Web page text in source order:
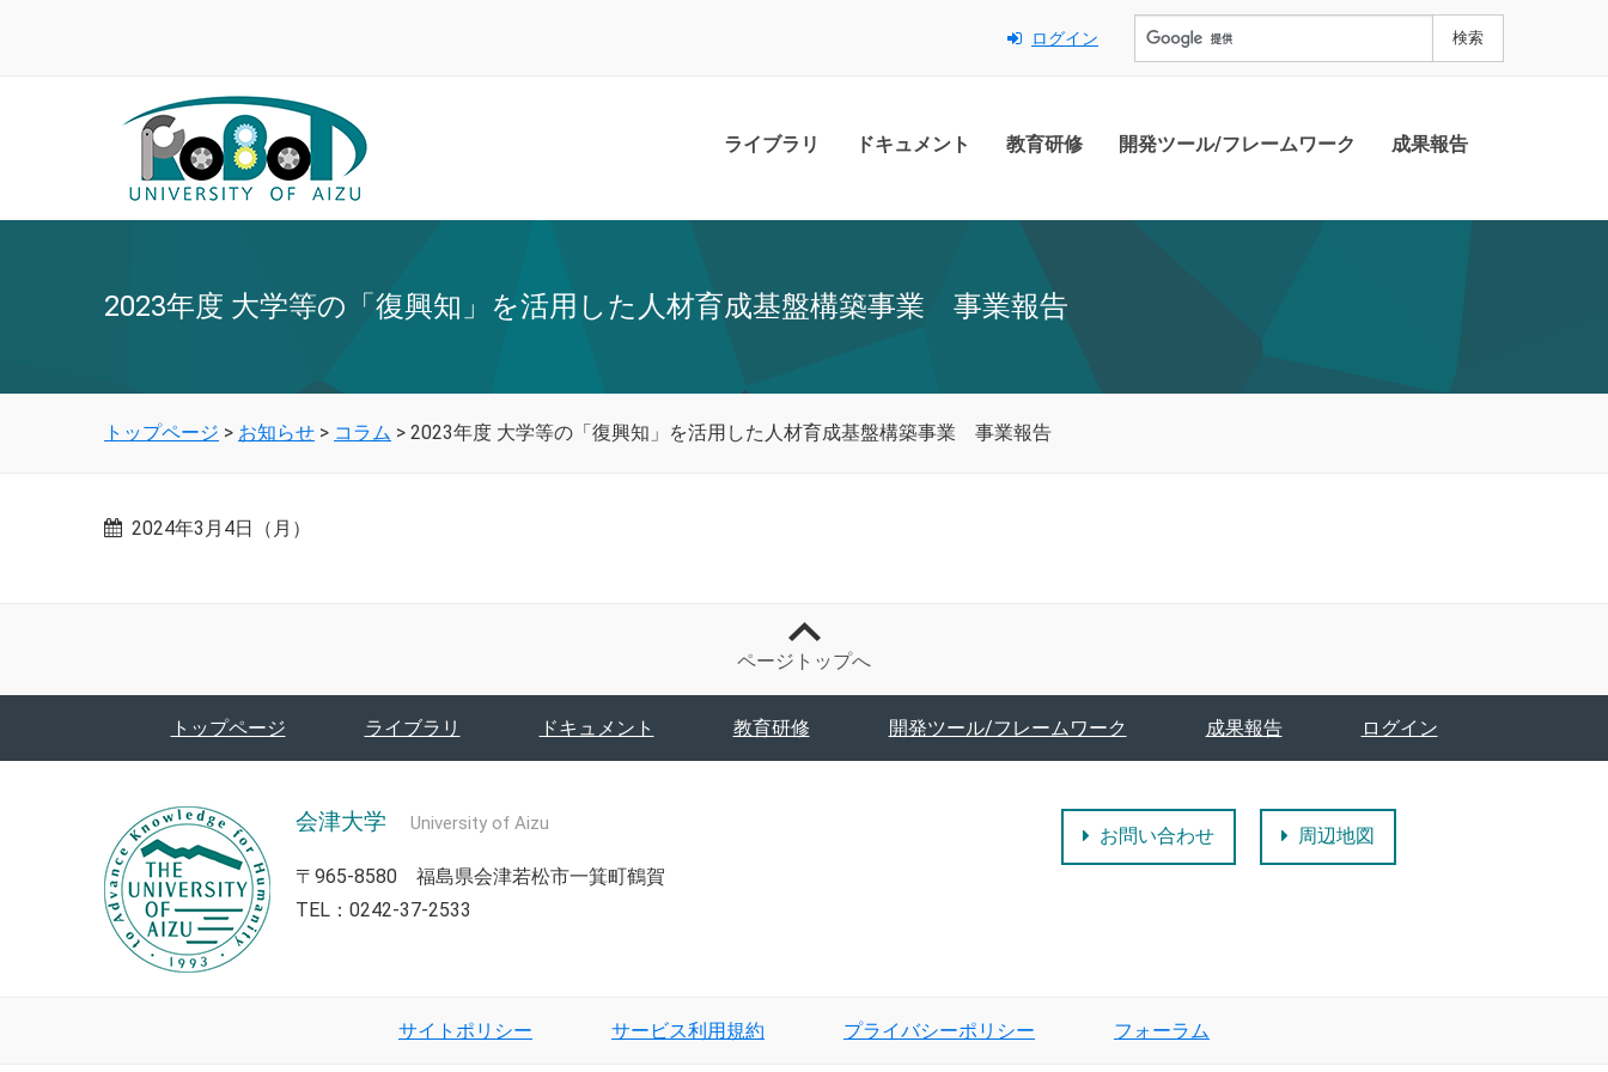
ログイン
ライブラリ ドキュメント 教育研修 開発ツール/フレームワーク 成果報告
2023年度 大学等の「復興知」を活用した人材育成基盤構築事業 事業報告
トップページ > お知らせ > コラム > 2023年度 大学等の「復興知」を活用した人材育成基盤構築事業 事業報告
2024年3月4日（月）
ページトップへ
トップページ ライブラリ ドキュメント 教育研修 開発ツール/フレームワーク 成果報告 ログイン
会津大学 University of Aizu
〒965-8580 福島県会津若松市一箕町鶴賀
TEL：0242-37-2533
お問い合わせ 周辺地図
サイトポリシー サービス利用規約 プライバシーポリシー フォーラム